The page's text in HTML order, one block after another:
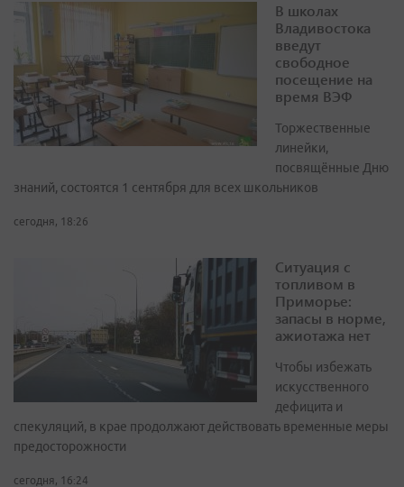
В школах
Владивостока
введут
свободное
посещение на
время ВЭФ
Торжественные
линейки,
посвящённые Дню
знаний, состоятся 1 сентября для всех школьников
сегодня, 18:26
Ситуация с
топливом в
Приморье:
запасы в норме,
ажиотажа нет
Чтобы избежать
искусственного
дефицита и
спекуляций, в крае продолжают действовать временные меры
предосторожности
сегодня, 16:24